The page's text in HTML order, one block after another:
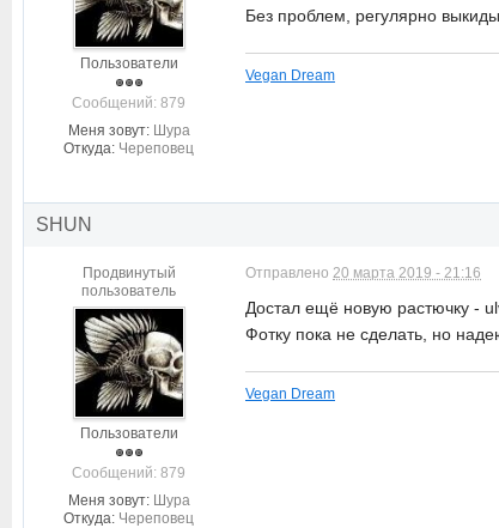
Пользователи
Cообщений: 879
Меня зовут: Шура
Откуда: Череповец
Без проблем, регулярно
Vegan Dream
SHUN
Продвинутый
пользователь
Пользователи
Cообщений: 879
Меня зовут: Шура
Откуда: Череповец
Отправлено 20 марта 2019 - 21:16
Достал ещё новую растючку -
Фотку пока не сделать, но
Vegan Dream